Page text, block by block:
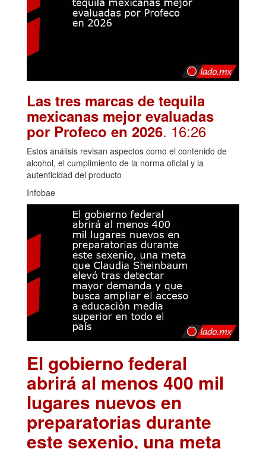
Las tres marcas de tequila
mexicanas mejor evaluadas
por Profeco en 2026. 16:26
Estos análisis revisan aspectos como el contenido de
alcohol, el cumplimiento de la norma oficial y la
autenticidad del producto
Infobae
El gobierno federal
abrirá al menos 400 mil
lugares nuevos en
preparatorias durante
este sexenio, una meta